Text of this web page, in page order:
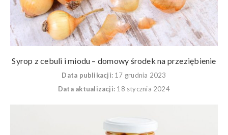
Syrop z cebuli i miodu – domowy środek na przeziębienie
Data publikacji: 17 grudnia 2023
Data aktualizacji: 18 stycznia 2024